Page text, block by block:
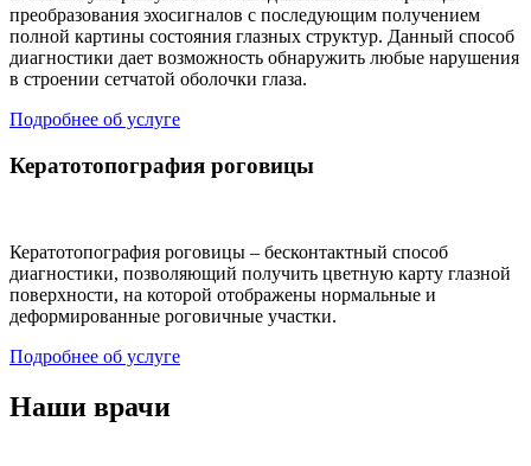
преобразования эхосигналов с последующим получением
полной картины состояния глазных структур. Данный способ
диагностики дает возможность обнаружить любые нарушения
в строении сетчатой оболочки глаза.
Подробнее об услуге
Кератотопография роговицы
Кератотопография роговицы – бесконтактный способ
диагностики, позволяющий получить цветную карту глазной
поверхности, на которой отображены нормальные и
деформированные роговичные участки.
Подробнее об услуге
Наши врачи